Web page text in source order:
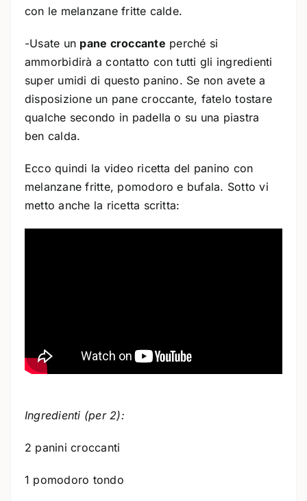
con le melanzane fritte calde.
-Usate un pane croccante perché si
ammorbidirà a contatto con tutti gli ingredienti
super umidi di questo panino. Se non avete a
disposizione un pane croccante, fatelo tostare
qualche secondo in padella o su una piastra
ben calda.
Ecco quindi la video ricetta del panino con
melanzane fritte, pomodoro e bufala. Sotto vi
metto anche la ricetta scritta:
Ingredienti (per 2):
2 panini croccanti
1 pomodoro tondo